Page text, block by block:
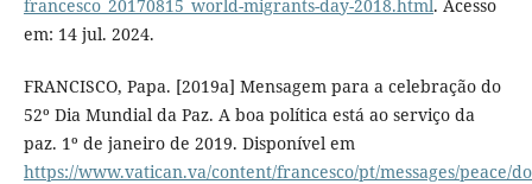
francesco_20170815_world-migrants-day-2018.html. Acesso
em: 14 jul. 2024.
FRANCISCO, Papa. [2019a] Mensagem para a celebração do
52º Dia Mundial da Paz. A boa política está ao serviço da
paz. 1º de janeiro de 2019. Disponível em
https://www.vatican.va/content/francesco/pt/messages/peace/